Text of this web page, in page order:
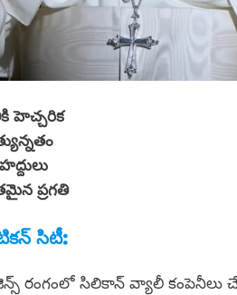
హెచ్చరిక
ప్రగతి
సిటీ:
రంగంలో సిలికాన్ వ్యాలీ కంపెనీలు